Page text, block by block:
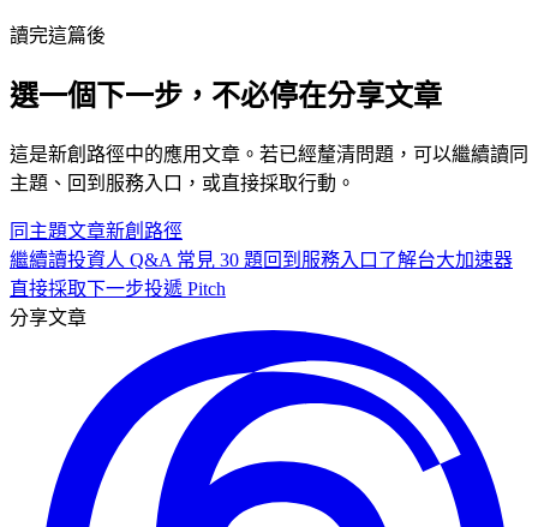
讀完這篇後
選一個下一步，不必停在分享文章
這是新創 路徑中的應用文章。若已經釐清問題，可以繼續讀同
主題、回到服務入口，或直接採取行動。
同主題文章新創 路徑
繼續讀投資人 Q&A 常見 30 題回到服務入口 了解台大加速器
直接採取下一步投遞 Pitch
分享文章